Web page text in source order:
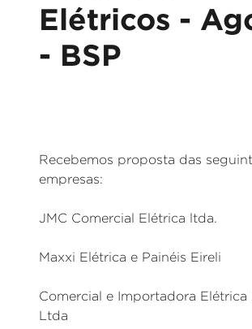
Elétricos -
- BSP
Recebemos proposta das
empresas:
JMC Comercial Elétrica ltda.
Maxxi Elétrica e Painéis Eireli
Comercial e Importadora Elétrica
Ltda